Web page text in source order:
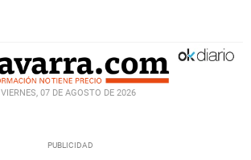
VIERNES, 07 DE AGOSTO DE 2026